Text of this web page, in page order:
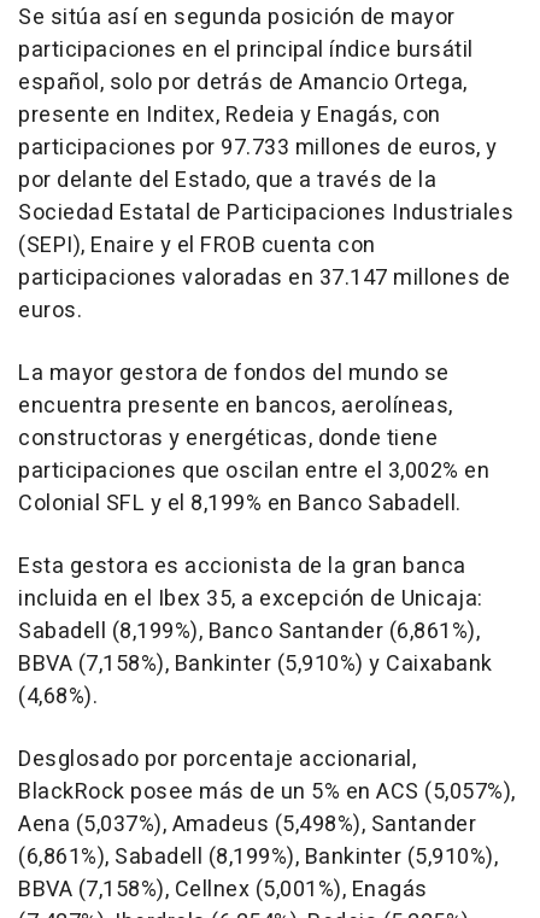
Se sitúa así en segunda posición de mayor
participaciones en el principal índice bursátil
español, solo por detrás de Amancio Ortega,
presente en Inditex, Redeia y Enagás, con
participaciones por 97.733 millones de euros, y
por delante del Estado, que a través de la
Sociedad Estatal de Participaciones Industriales
(SEPI), Enaire y el FROB cuenta con
participaciones valoradas en 37.147 millones de
euros.
La mayor gestora de fondos del mundo se
encuentra presente en bancos, aerolíneas,
constructoras y energéticas, donde tiene
participaciones que oscilan entre el 3,002% en
Colonial SFL y el 8,199% en Banco Sabadell.
Esta gestora es accionista de la gran banca
incluida en el Ibex 35, a excepción de Unicaja:
Sabadell (8,199%), Banco Santander (6,861%),
BBVA (7,158%), Bankinter (5,910%) y Caixabank
(4,68%).
Desglosado por porcentaje accionarial,
BlackRock posee más de un 5% en ACS (5,057%),
Aena (5,037%), Amadeus (5,498%), Santander
(6,861%), Sabadell (8,199%), Bankinter (5,910%),
BBVA (7,158%), Cellnex (5,001%), Enagás